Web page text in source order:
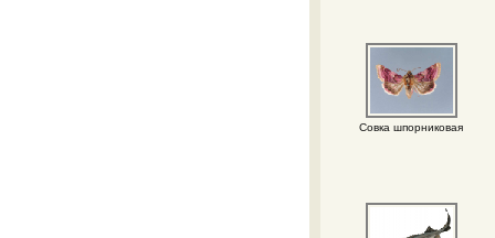
Совка шпорниковая